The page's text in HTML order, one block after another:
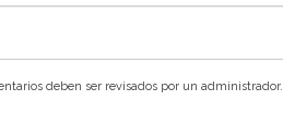
deben ser revisados por un administrador.